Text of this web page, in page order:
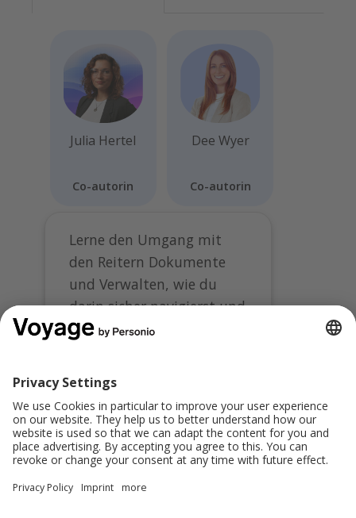
Julia Hertel
Co-autorin
Dee Wyer
Co-autorin
Lerne den Umgang mit
den Reitern Dokumente
und Verwalten, wie du
darin sicher navigierst und
worauf du besonders
du alle relevante
Informationen schnell und
effizient.
Teilen: